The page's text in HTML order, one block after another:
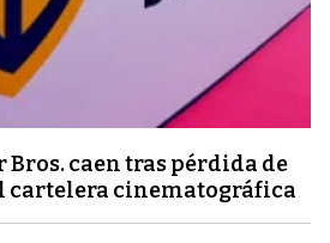
Bros. caen tras pérdida de
cartelera cinematográfica